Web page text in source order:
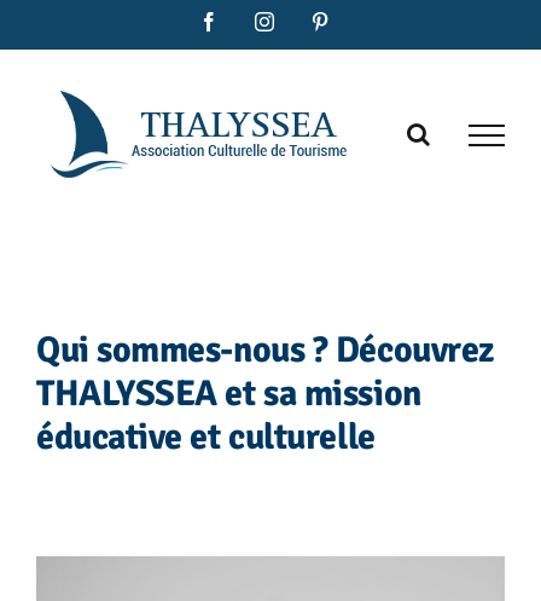
au
contenu
FacebookInstagram
Qui sommes-nous ? Découvrez
THALYSSEA et sa mission
éducative et culturelle